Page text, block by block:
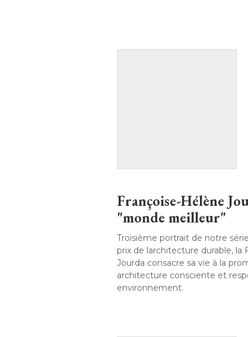
Françoise-Hélène
"monde meilleur"
Troisième portrait de notre
prix de larchitecture durable, la
Jourda consacre sa vie à la
architecture consciente et
environnement.